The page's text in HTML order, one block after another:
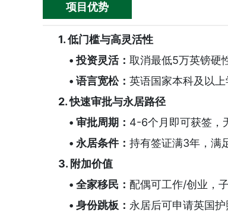
恭喜嘉诚海外客户C女士喜...
恭喜Y女士成功获取英国企...
项目优势
1. 低门槛与高灵活性
• 投资灵活： 取消最低5万英镑硬
• 语言宽松： 英语国家本科及以
2. 快速审批与永居路径
• 审批周期： 4-6个月即可获签，
• 永居条件： 持有签证满3年，满
3. 附加价值
• 全家移民： 配偶可工作/创业，
• 身份跳板： 永居后可申请英国